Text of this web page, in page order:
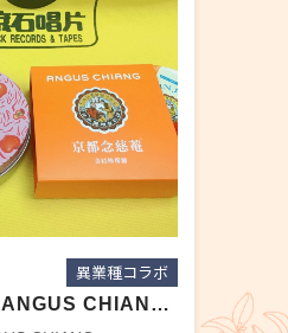
異業種コラボ
​​​​​​​「Nin Jiom X ANGUS CHIANG」